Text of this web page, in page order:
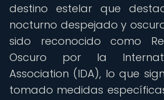
destino estelar que
nocturno despejado y
sido reconocido como
Oscuro por la
Association (IDA), lo que
tomado medidas